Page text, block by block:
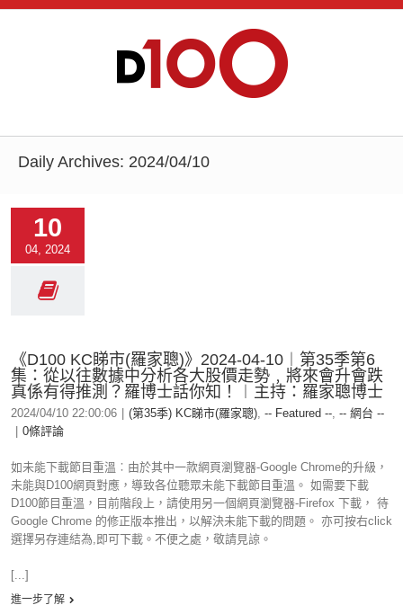
Daily Archives: 2024/04/10
10
04, 2024
《D100 KC睇市(羅家聰)》2024-04-10︱第35季第6
集：從以往數據中分析各大股價走勢﹐將來會升會跌
真係有得推測？羅博士話你知！︱主持：羅家聰博士
2024/04/10 22:00:06 (第35季) KC睇市(羅家聰), -- Featured --, -- 網台 --
0條評論
如未能下載節目重溫︰由於其中一款網頁瀏覽器-Google Chrome的升級，
未能與D100網頁對應，導致各位聽眾未能下載節目重溫。 如需要下載
D100節目重溫，目前階段上，請使用另一個網頁瀏覽器-Firefox 下載， 待
Google Chrome 的修正版本推出，以解決未能下載的問題。 亦可按右click
選擇另存連結為,即可下載。不便之處，敬請見諒。
[...]
進一步了解